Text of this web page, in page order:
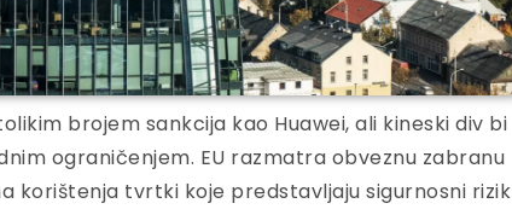
brojem sankcija kao Huawei, ali kineski div bi
ograničenjem. EU razmatra obveznu zabranu
korištenja tvrtki koje predstavljaju sigurnosni rizik